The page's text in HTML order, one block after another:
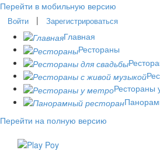
Перейти в мобильную версию
Войти | Зарегистрироваться
Главная
Рестораны
Рестораны
Перейти на полную версию